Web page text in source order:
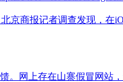
京商报记者调查发现，
。网上存在山寨假冒网